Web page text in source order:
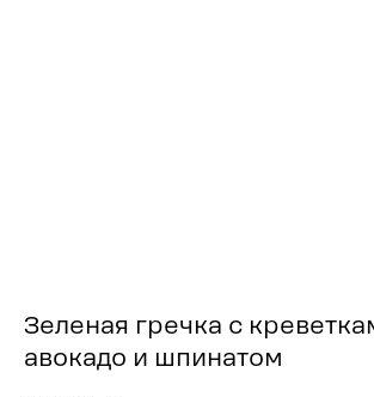
Зеленая гречка с
авокадо и шпинатом